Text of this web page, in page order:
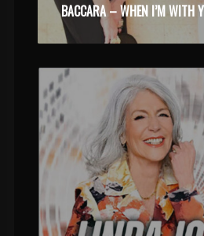
BACCARA – WHEN I’M WITH